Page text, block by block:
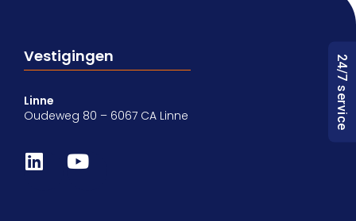
Vestigingen
Linne
Oudeweg 80 – 6067 CA Linne
24/7 service